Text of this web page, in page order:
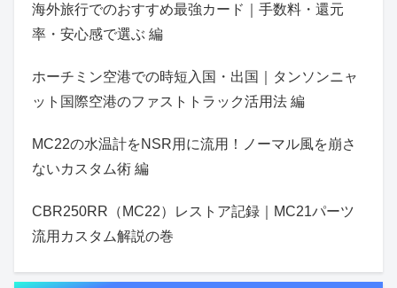
海外旅行でのおすすめ最強カード｜手数料・還元
率・安心感で選ぶ 編
ホーチミン空港での時短入国・出国｜タンソンニャ
ット国際空港のファストトラック活用法 編
MC22の水温計をNSR用に流用！ノーマル風を崩さ
ないカスタム術 編
CBR250RR（MC22）レストア記録｜MC21パーツ
流用カスタム解説の巻